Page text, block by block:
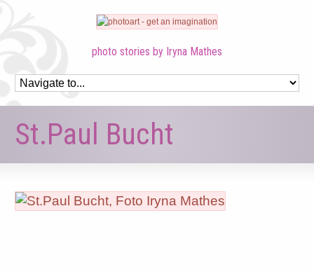
photo stories by Iryna Mathes
St.Paul Bucht